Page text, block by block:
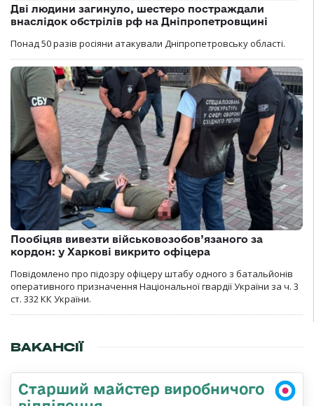
Дві людини загинуло, шестеро постраждали
внаслідок обстрілів рф на Дніпропетровщині
Понад 50 разів росіяни атакували Дніпропетровську області.
Пообіцяв вивезти військовозобов’язаного за
кордон: у Харкові викрито офіцера
Повідомлено про підозру офіцеру штабу одного з батальйонів
оперативного призначення Національної гвардії України за ч. 3
ст. 332 КК України.
ВАКАНСІЇ
Старший майстер виробничого